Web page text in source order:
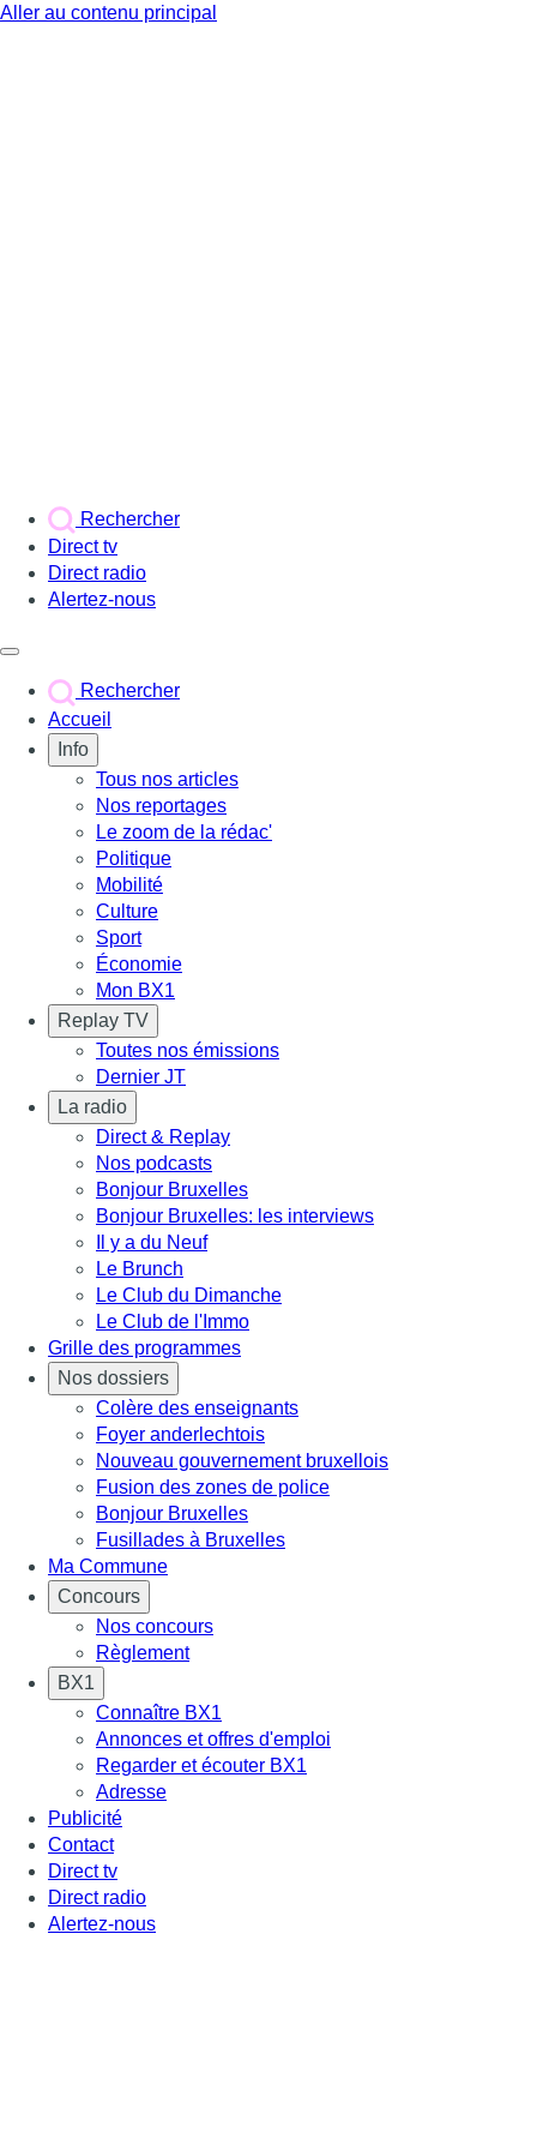
Aller au contenu principal
Rechercher
Direct tv
Direct radio
Alertez-nous
Rechercher
Accueil
Info
Tous nos articles
Nos reportages
Le zoom de la rédac'
Politique
Mobilité
Culture
Sport
Économie
Mon BX1
Replay TV
Toutes nos émissions
Dernier JT
La radio
Direct & Replay
Nos podcasts
Bonjour Bruxelles
Bonjour Bruxelles: les interviews
Il y a du Neuf
Le Brunch
Le Club du Dimanche
Le Club de l'Immo
Grille des programmes
Nos dossiers
Colère des enseignants
Foyer anderlechtois
Nouveau gouvernement bruxellois
Fusion des zones de police
Bonjour Bruxelles
Fusillades à Bruxelles
Ma Commune
Concours
Nos concours
Règlement
BX1
Connaître BX1
Annonces et offres d'emploi
Regarder et écouter BX1
Adresse
Publicité
Contact
Direct tv
Direct radio
Alertez-nous